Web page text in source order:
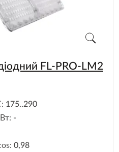
FL-PRO-LM2
175..290
-
0,98